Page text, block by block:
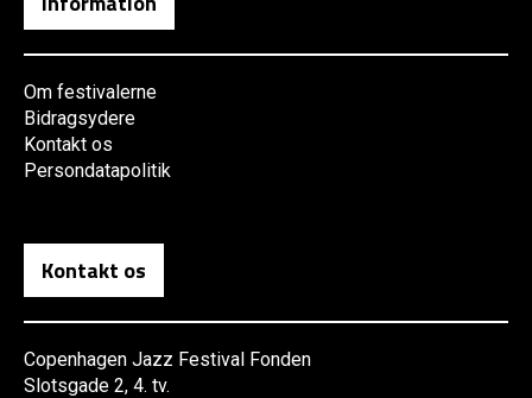
Om festivalerne
Bidragsydere
Kontakt os
Persondatapolitik
Kontakt os
Copenhagen Jazz Festival Fonden
Slotsgade 2, 4. tv.